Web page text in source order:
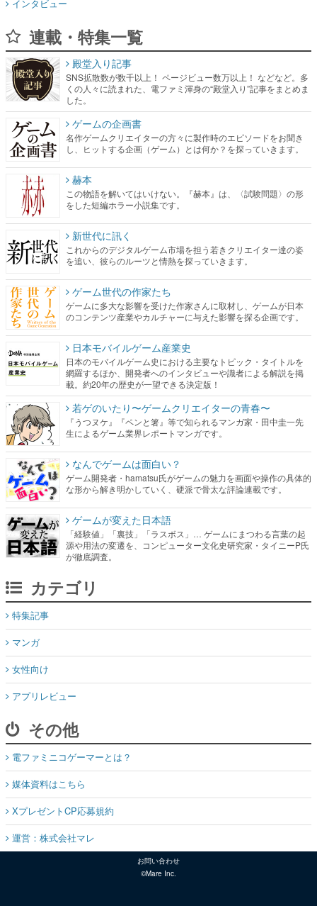
くの人々に読まれた、電ファミ渾身の“殿堂入り”記事をまとめま
した。
ゲームの企画書
名作ゲームクリエイターの方々に製作時のエピソードをお聞き
し、ヒットする企画（ゲーム）とは何か？を探っていきます。
赫本
この物語を解いてはいけない。『赫本』は、〈試験問題〉の形
をした短編ホラー小説集です。
新世代に訊く
これからのデジタルゲーム市場を担う若きクリエイター達の姿
を追い、彼らのルーツと情熱を探っていきます。
ゲーム世代の作家たち
ゲームに多大な影響を受けた作家さんに取材し、ゲームが日本
のコンテンツ産業やカルチャーに与えた影響を探る企画です。
日本モバイルゲーム産業史
日本のモバイルゲーム史における主要なトピック・タイトルを
網羅するほか、開発者へのインタビューや識者による解説を掲
若ゲのいたり〜ゲームクリエイターの青春〜
『うつヌケ』『ペンと箸』等で知られるマンガ家・田中圭一先
生によるゲーム業界レポートマンガです。
なんでゲームは面白い？
ゲーム開発者・hamatsu氏がゲームの魅力を画面や操作の具体的
な形から解き明かしていく、硬派で骨太な評論連載です。
ゲームが変えた日本語
「経験値」「裏技」「ラスボス」… ゲームにまつわる言葉の起
源や用法の変遷を、コンピューター文化史研究家・タイニーP氏
カテゴリ
マンガ
女性向け
アプリレビュー
その他
電ファミニコゲーマーとは？
媒体資料はこちら
XプレゼントCP応募規約
運営：株式会社マレ